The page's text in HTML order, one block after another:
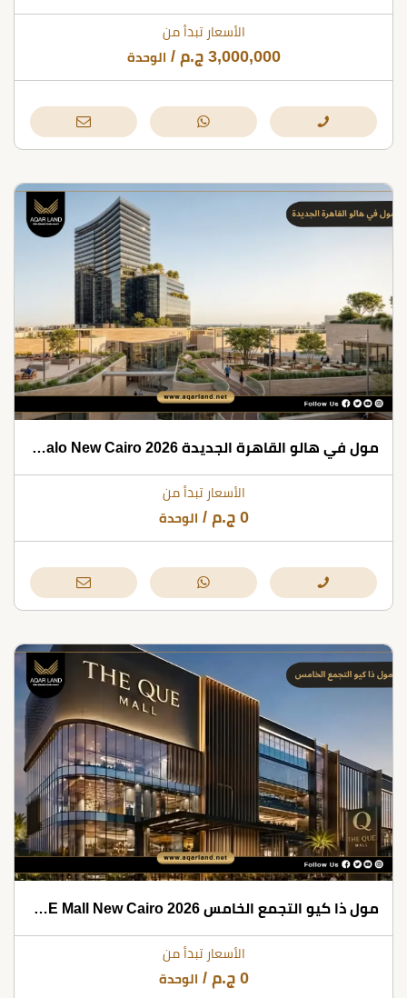
الأسعار تبدأ من
3,000,000 ج.م / الوحدة
مول في هالو القاهرة الجديدة 2026 Vie Halo New Cairo
الأسعار تبدأ من
0 ج.م / الوحدة
مول ذا كيو التجمع الخامس 2026 The QUE Mall New Cairo
الأسعار تبدأ من
0 ج.م / الوحدة